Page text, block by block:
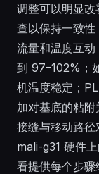
调整可以明显
查以保持一致性
流量和温度互
到 97–102%；
机温度稳定；
加对基底的粘
接缝与移动路
mali-g31 硬件
看提供每个步